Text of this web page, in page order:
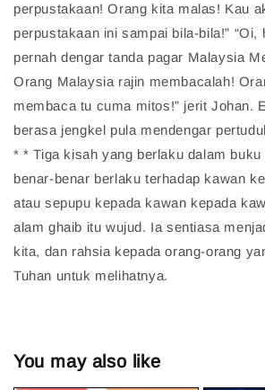
perpustakaan! Orang kita malas! Kau
perpustakaan ini sampai bila-bila!” “Oi,
pernah dengar tanda pagar Malaysia
Orang Malaysia rajin membacalah!
membaca tu cuma mitos!” jerit Johan.
berasa jengkel pula mendengar
* * Tiga kisah yang berlaku dalam
benar-benar berlaku terhadap kawan
atau sepupu kepada kawan kepada
alam ghaib itu wujud. Ia sentiasa
kita, dan rahsia kepada orang-orang
Tuhan untuk melihatnya.
You may also like